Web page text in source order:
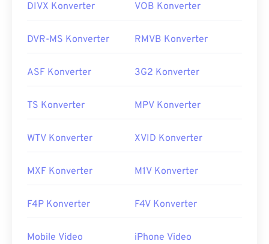
DIVX Konverter VOB Konverter
DVR-MS Konverter RMVB Konverter
ASF Konverter 3G2 Konverter
TS Konverter MPV Konverter
WTV Konverter XVID Konverter
MXF Konverter M1V Konverter
F4P Konverter F4V Konverter
Mobile Video
iPhone Video